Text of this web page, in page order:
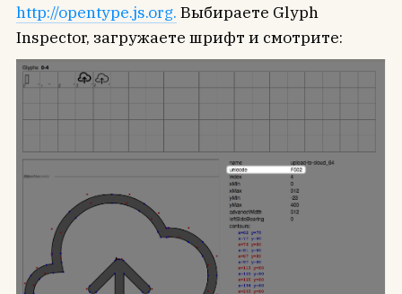
http://opentype.js.org. Выбираете Glyph
Inspector, загружаете шрифт и смотрите: